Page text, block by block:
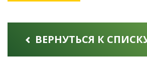
ВЕРНУТЬСЯ К